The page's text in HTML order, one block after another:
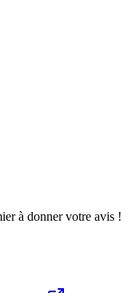
à donner votre avis !